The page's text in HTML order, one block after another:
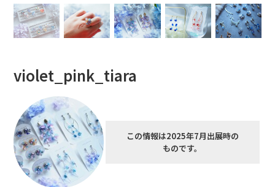
violet_pink_tiara
この情報は2025年7月出展時の
ものです。